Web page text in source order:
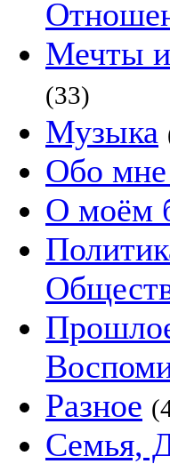
Мечты
(33)
Музыка
Обо
О моём
Разное
Семья,